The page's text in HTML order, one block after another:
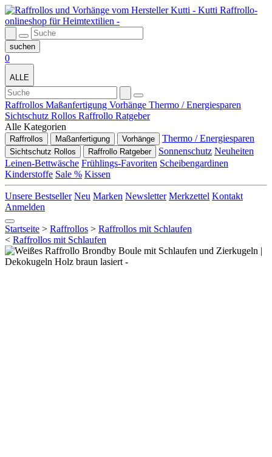
0
ALLE
Raffrollos Maßanfertigung Vorhänge Thermo / Energiesparen
Sichtschutz Rollos Raffrollo Ratgeber
Alle Kategorien
Raffrollos Maßanfertigung Vorhänge Thermo / Energiesparen
Sichtschutz Rollos Raffrollo Ratgeber Sonnenschutz Neuheiten
Leinen-Bettwäsche Frühlings-Favoriten Scheibengardinen
Kinderstoffe Sale % Kissen
Unsere Bestseller Neu Marken Newsletter Merkzettel Kontakt
Anmelden
Startseite > Raffrollos > Raffrollos mit Schlaufen
< Raffrollos mit Schlaufen